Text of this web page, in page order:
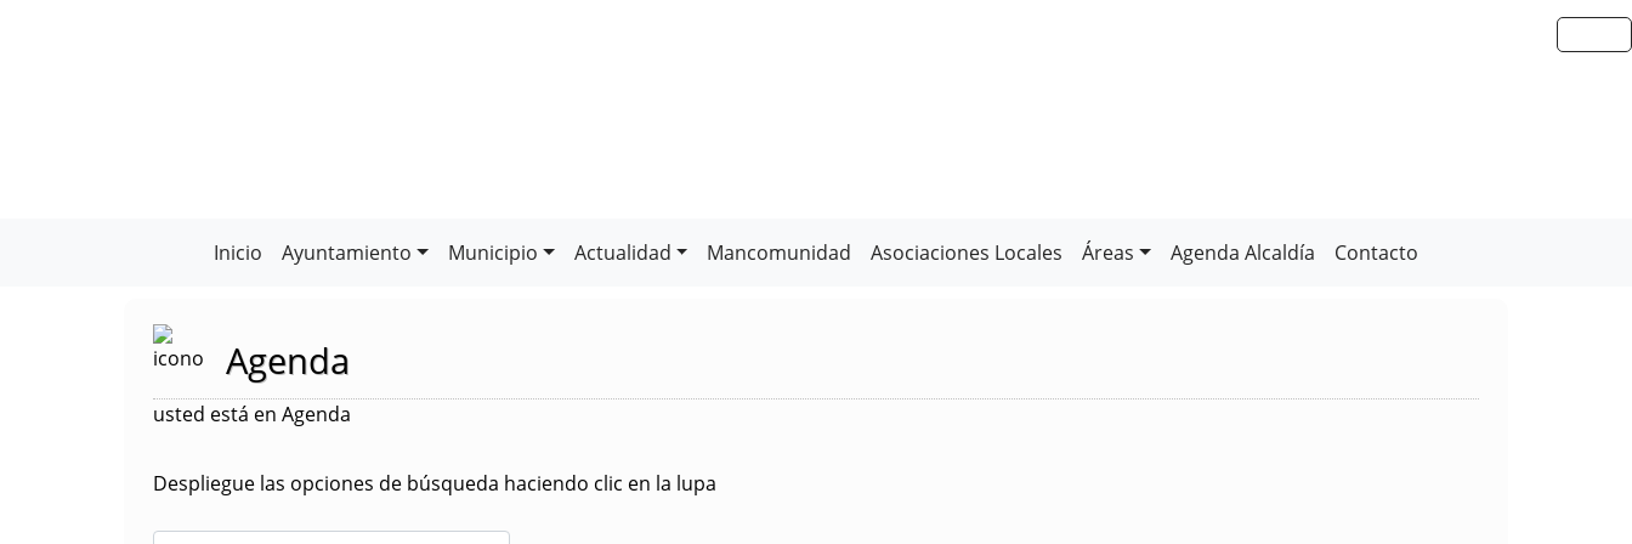
Inicio Ayuntamiento Municipio Actualidad Mancomunidad Asociaciones Locales Áreas Agenda Alcaldía Contacto
Agenda
usted está en Agenda
Despliegue las opciones de búsqueda haciendo clic en la lupa